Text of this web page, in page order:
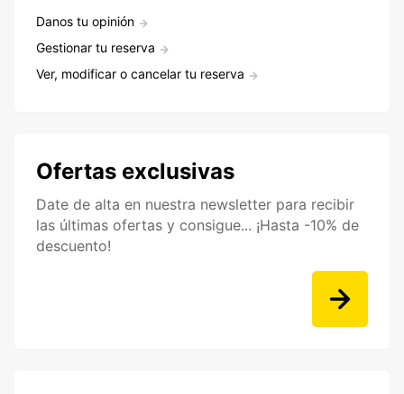
Danos tu opinión
Gestionar tu reserva
Ver, modificar o cancelar tu reserva
Ofertas exclusivas
Date de alta en nuestra newsletter para recibir
las últimas ofertas y consigue... ¡Hasta -10% de
descuento!